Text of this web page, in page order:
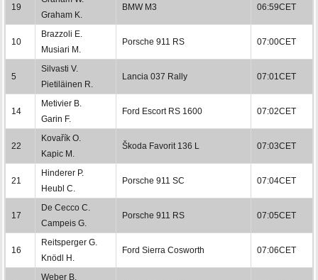
19
Graham K.
BMW M3 06:59CET
10
Brazzoli E.
Musiari M.
Porsche 911 RS 07:00CET
5
Silvasti V.
Pietiläinen R.
Lancia 037 Rally 07:01CET
14
Metivier B.
Garin F.
Ford Escort RS 1600 07:02CET
22
Kovařík O.
Kapic M.
Škoda Favorit 136 L 07:03CET
21
Hinderer P.
Heubl C.
Porsche 911 SC 07:04CET
17
De Cecco C.
Campeis G.
Porsche 911 RS 07:05CET
16
Reitsperger G.
Knödl H.
Ford Sierra Cosworth 07:06CET
Weber B.